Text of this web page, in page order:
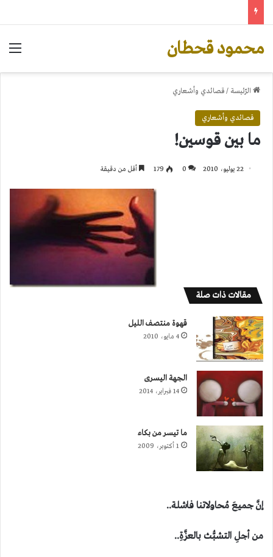
محمود قحطان
الرّئيسة /قصائدي وأشعاري
قصائدي وأشعاري
ما بين قوسين!
22 يوليو، 2010 0
179 أقل من دقيقة
مقالات ذات صلة
قهوة منتصـف الليل
4 مايو، 2010
الجهة اليسرى
14 فبراير، 2014
ما تيسر من بكاء
1 أكتوبر، 2009
إنَّ جميعَ مُحاولاتنا فاشلة..
من أجلِ التشبُّث بالعزَّةِ..